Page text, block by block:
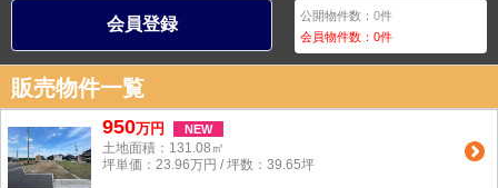
会員登録 公開物件数：0件
会員物件数：0件
販売物件一覧
950万円 NEW
土地面積：131.08㎡
坪単価：23.96万円 / 坪数：39.65坪